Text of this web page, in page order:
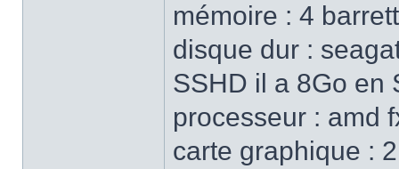
mémoire : 4
disque dur :
SSHD il a 8Go en
processeur : amd
carte graphique :